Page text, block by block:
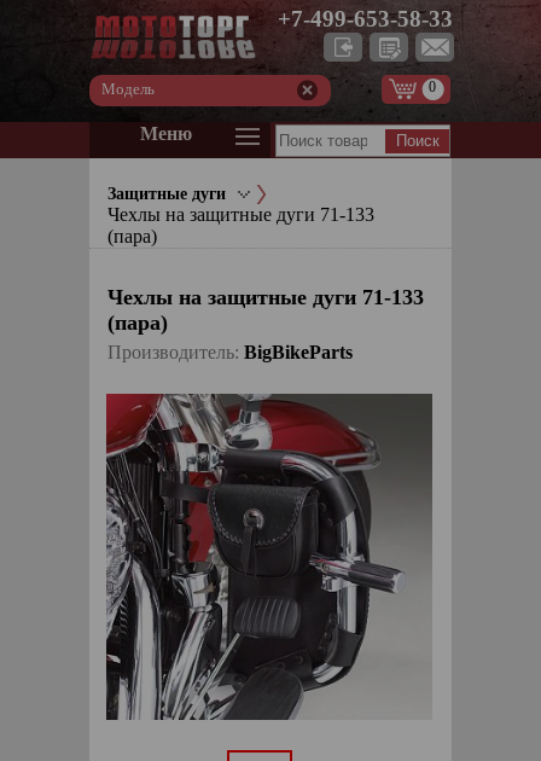
+7-499-653-58-33
Модель 0
Меню
Защитные дуги
Чехлы на защитные дуги 71-133
(пара)
Чехлы на защитные дуги 71-133
(пара)
Производитель: BigBikeParts